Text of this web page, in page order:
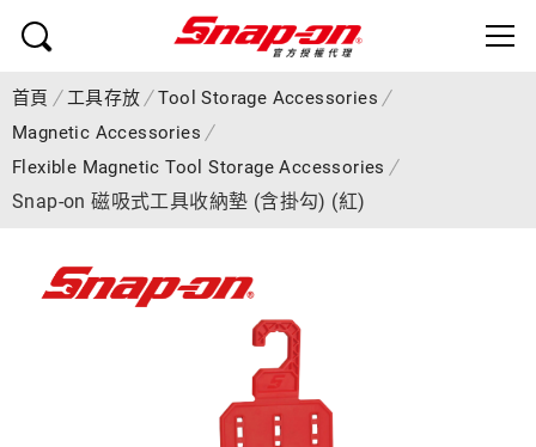
首頁 工具存放
Tool Storage Accessories
Magnetic Accessories
Flexible Magnetic Tool Storage Accessories
Snap-on 磁吸式工具收納墊 (含掛勾) (紅)